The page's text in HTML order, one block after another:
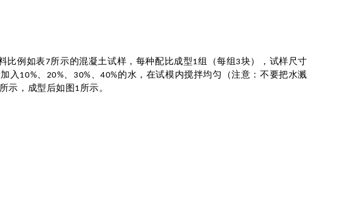
比例如表7所示的混凝土试样，每种配比成型1组（每组 3块），试样尺寸
入 10% 20% 30% 、40%的水，在试模内搅拌均匀（注意：不要把水溅
所示，成型后如图 1 所示。